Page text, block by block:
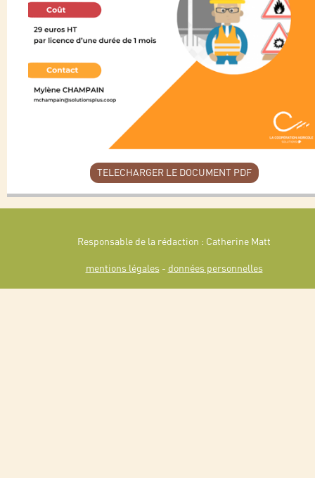
TELECHARGER LE DOCUMENT PDF
Responsable de la rédaction : Catherine Matt
mentions légales - données personnelles